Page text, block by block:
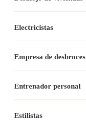
Electricistas
Empresa de desbroces
Entrenador personal
Estilistas